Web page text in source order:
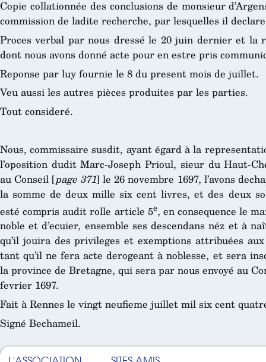
Copie collationnée des conclusions de monsieur
commission de ladite recherche, par lesquelles il
Proces verbal par nous dressé le 20 juin dernier et la
dont nous avons donné acte pour en estre pris
Reponse par luy fournie le 8 du present mois de juillet.
Veu aussi les autres pièces produites par les parties.
Tout consideré.
Nous, commissaire susdit, ayant égard à la
l’oposition dudit Marc-Joseph Prioul, sieur du Haut-
au Conseil [page 371] le 26 novembre 1697, l’avons
la somme de deux mille six cent livres, et des deux
esté compris audit rolle article 5e, en consequence le
noble et d’ecuier, ensemble ses descendans néz et à
qu’il jouira des privileges et exemptions attribuées
tant qu’il ne fera acte derogeant à noblesse, et sera
la province de Bretagne, qui sera par nous envoyé au
fevrier 1697.
Fait à Rennes le vingt neufieme juillet mil six cent
Signé Bechameil.